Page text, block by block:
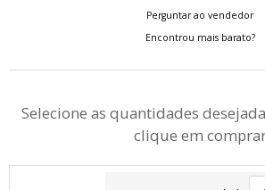
Perguntar ao vendedor
Encontrou mais barato?
Selecione as quantidades
clique em